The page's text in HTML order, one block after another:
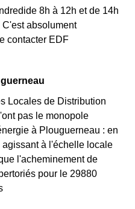
8h à 12h et de 14h
absolument
contacter EDF
Locales de Distribution
pas le monopole
à Plouguerneau : en
agissant à l'échelle locale
l'acheminement de
pour le 29880